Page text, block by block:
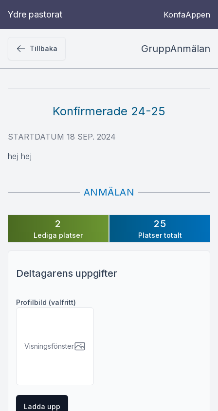
Ydre pastorat KonfaAppen
Tillbaka GruppAnmälan
Konfirmerade 24-25
STARTDATUM 18 SEP. 2024
hej hej
ANMÄLAN
2
Lediga platser
25
Platser totalt
Deltagarens uppgifter
Profilbild (valfritt)
Visningsfönster
Ladda upp